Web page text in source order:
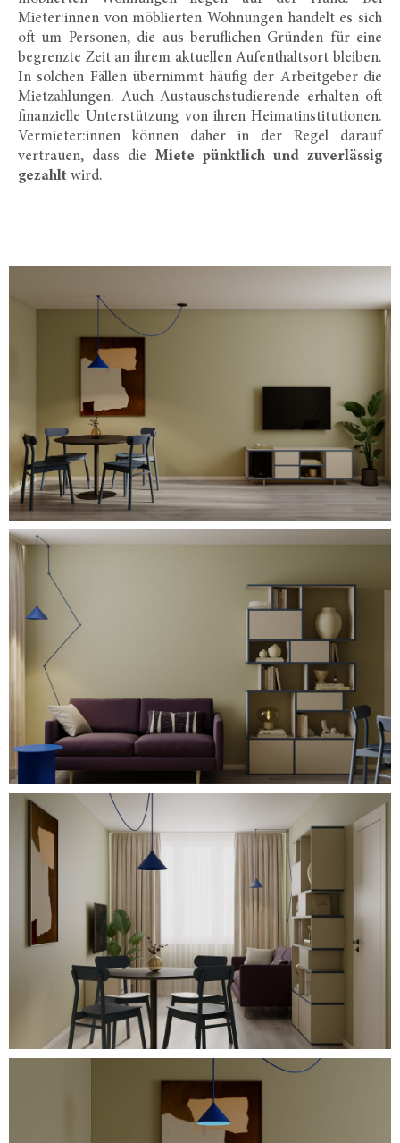
Mieter:innen von möblierten Wohnungen handelt es sich
oft um Personen, die aus beruflichen Gründen für eine
begrenzte Zeit an ihrem aktuellen Aufenthaltsort bleiben.
In solchen Fällen übernimmt häufig der Arbeitgeber die
Mietzahlungen. Auch Austauschstudierende erhalten oft
finanzielle Unterstützung von ihren Heimatinstitutionen.
Vermieter:innen können daher in der Regel darauf
vertrauen, dass die Miete pünktlich und zuverlässig
gezahltwird.